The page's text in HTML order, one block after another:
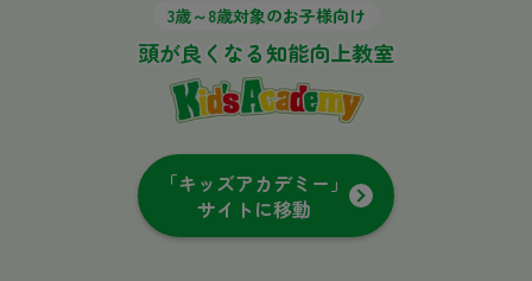
3歳～8歳対象のお子様向け
頭が良くなる知能向上教室
「キッズアカデミー」
サイトに移動